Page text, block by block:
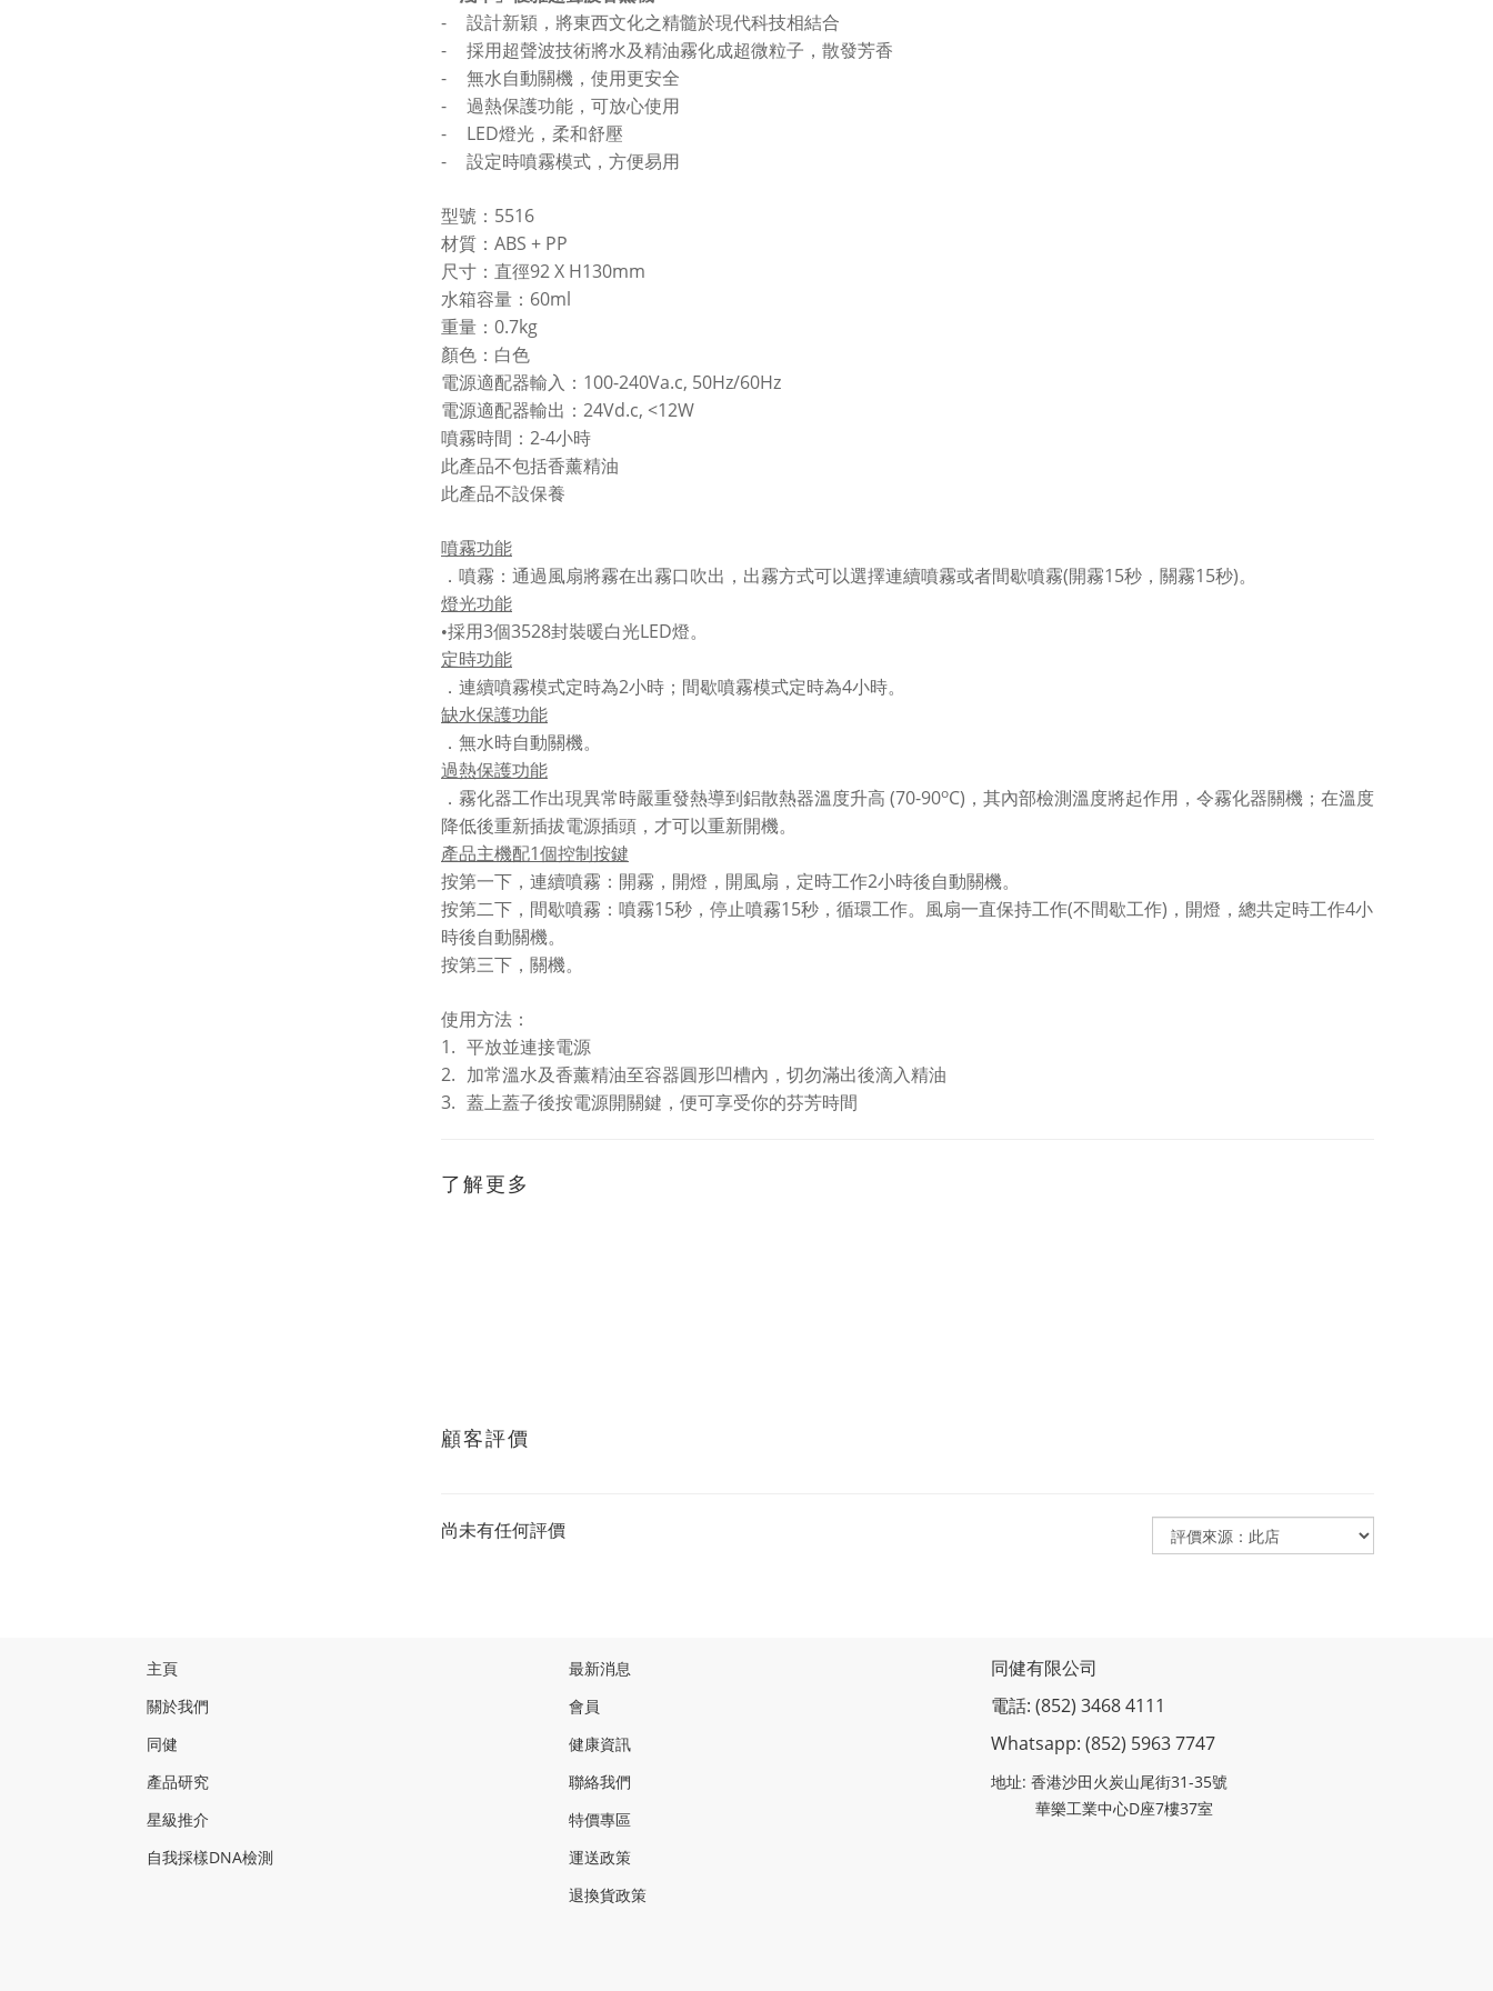
- 設計新穎，將東西文化之精髓於現代科技相結合
- 採用超聲波技術將水及精油霧化成超微粒子，散發芳香
- 無水自動關機，使用更安全
- 過熱保護功能 ， 可放心使用
- LED燈光，柔和舒壓
- 設定時噴霧模式，方便易用
型號： 5516
材質： ABS + PP
尺寸：直徑92 X H130mm
水箱容量： 60ml
重量： 0.7kg
顏色：白色
電源適配器輸入： 100-240Va.c, 50Hz/60Hz
電源適配器輸出： 24Vd.c, <12W
噴霧時間： 2-4小時
此產品不包括香薰精油
此產品不設保養
噴霧功能
．噴霧：通過風扇將霧在出霧口吹出，出霧方式可以選擇連續噴霧或者間歇噴霧(開霧15秒，關霧15秒)。
燈光功能
•採用3個3528封裝暖白光LED燈。
定時功能
．連續噴霧模式定時為2小時；間歇噴霧模式定時為4小時。
缺水保護功能
．無水時自動關機。
過熱保護功能
．霧化器工作出現異常時嚴重發熱導到鋁散熱器溫度升高 (70-90oC) ，其內部檢測溫度將起作用，令霧化器關機；在溫度
降低後重新插拔電源插頭，才可以重新開機。
產品主機配1個控制按鍵
按第一下，連續噴霧：開霧，開燈，開風扇，定時工作2小時後自動關機。
按第二下，間歇噴霧：噴霧15秒，停止噴霧15秒，循環工作。風扇一直保持工作(不間歇工作) ，開燈，總共定時工作4小
時後自動關機。
按第三下，關機。
使用方法：
1. 平放並連接電源
2. 加常溫水及香薰精油至容器圓形凹槽內，切勿滿出後滴入精油
3. 蓋上蓋子後按電源開關鍵，便可享受你的芬芳時間
了解更多
顧客評價
尚未有任何評價
主頁
關於我們
同健
產品研究
星級推介
自我採樣DNA檢測
最新消息
會員
健康資訊
聯絡我們
特價專區
運送政策
退換貨政策
同健有限公司
電話: (852) 3468 4111
Whatsapp: (852) 5963 7747
地址: 香港沙田火炭山尾街31-35號
華樂工業中心D座7樓37室